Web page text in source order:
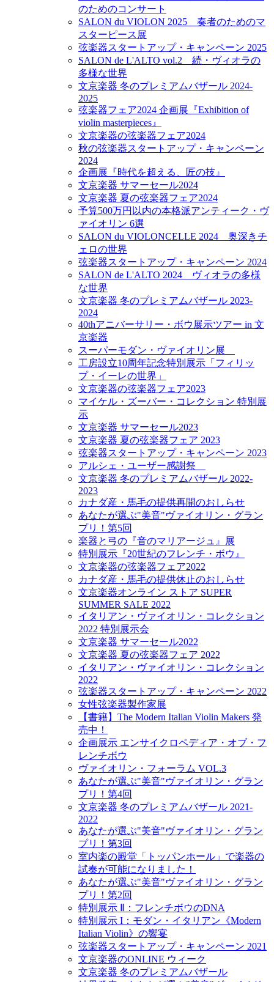
のためのコンサート
SALON du VIOLON 2025 奏者のためのマ
スターピース展
弦楽器スタートアップ・キャンペーン 2025
SALON de L'ALTO vol.2 続・ヴィオラの
多様な世界
文京楽器 冬のプレミアムバザール 2024-
2025
弦楽器フェア2024 企画展『Exhibition of
violin masterpieces』
文京楽器の弦楽器フェア2024
秋の弦楽器スタートアップ・キャンペーン
2024
企画展『時代を超える、匠の技』
文京楽器 サマーセール2024
文京楽器 夏の弦楽器フェア2024
予算500万円以内の本格派アンティーク・ヴ
ァイオリン 6選
SALON du VIOLONCELLE 2024 奥深きチ
ェロの世界
弦楽器スタートアップ・キャンペーン 2024
SALON de L'ALTO 2024 ヴィオラの多様
な世界
文京楽器 冬のプレミアムバザール 2023-
2024
40thアニバーサリー・ボウ展示ツアー in 文
京楽器
スーパーモダン・ヴァイオリン展
工房設立10周年記念特別展示「フィリッ
プ・イーレの世界」
文京楽器の弦楽器フェア2023
マイケル・ズーバー・コレクション 特別展
示
文京楽器 サマーセール2023
文京楽器 夏の弦楽器フェア 2023
弦楽器スタートアップ・キャンペーン 2023
アルシェ・ユーザー感謝祭
文京楽器 冬のプレミアムバザール 2022-
2023
カナダ産・馬毛の提供再開のおしらせ
あなたが選ぶ"美音"ヴァイオリン・グラン
プリ！第5回
楽器と弓の『音のマリアージュ』展
特別展示『20世紀のフレンチ・ボウ』
文京楽器の弦楽器フェア2022
カナダ産・馬毛の提供休止のおしらせ
文京楽器オンライン ストア SUPER
SUMMER SALE 2022
イタリアン・ヴァイオリン・コレクション
2022 特別展示会
文京楽器 サマーセール2022
文京楽器 夏の弦楽器フェア 2022
イタリアン・ヴァイオリン・コレクション
2022
弦楽器スタートアップ・キャンペーン 2022
女性弦楽器製作家展
【書籍】The Modern Italian Violin Makers 発
売中！
企画展示 エンサイクロペディア・オブ・フ
レンチボウ
ヴァイオリン・フォーラム VOL.3
あなたが選ぶ"美音"ヴァイオリン・グラン
プリ！第4回
文京楽器 冬のプレミアムバザール 2021-
2022
あなたが選ぶ"美音"ヴァイオリン・グラン
プリ！第3回
室内楽の殿堂「トッパンホール」で楽器の
試奏が可能になりました！
あなたが選ぶ"美音"ヴァイオリン・グラン
プリ！第2回
特別展示 Ⅱ：フレンチボウのDNA
特別展示 I：モダン・イタリアン《Modern
Italian Violin》の響宴
弦楽器スタートアップ・キャンペーン 2021
文京楽器のONLINE ウィーク
文京楽器 冬のプレミアムバザール